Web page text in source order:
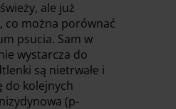
ale już
co można porównać
psucia. Sam w
wystarcza do
są nietrwałe i
do kolejnych
(p-